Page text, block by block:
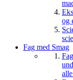
og
Fag med Smag